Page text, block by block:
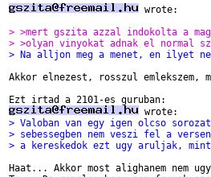
wrote:
> >mert gszita azzal indokolta a
> >olyan vinyokat adnak el normal
> Na alljon meg a menet, en ilyet
Akkor elnezest, rosszul emlekszem,
> Valoban van egy igen olcso
> sebessegben nem veszi fel a
> a kereskedok ezt ugy aruljak,
Haat... Akkor most alighanem nem